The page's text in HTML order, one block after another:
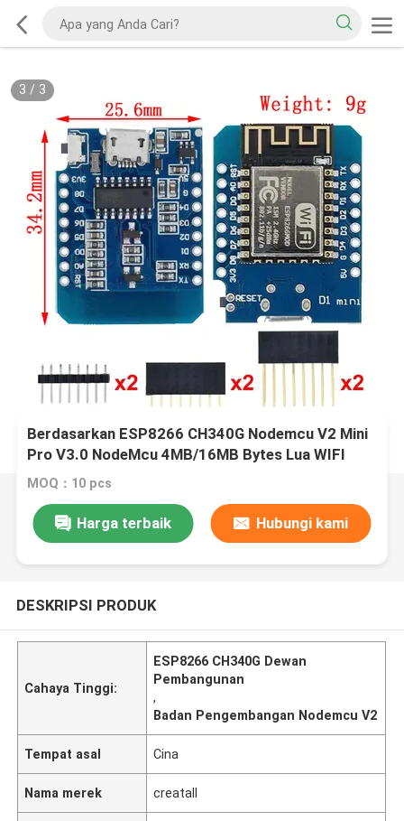
3 / 3
Berdasarkan ESP8266 CH340G Nodemcu V2 Mini
Pro V3.0 NodeMcu 4MB/16MB Bytes Lua WIFI
Internet Of Things Development Board
MOQ：10 pcs
Harga terbaik Hubungi kami
DESKRIPSI PRODUK
Cahaya Tinggi:
ESP8266 CH340G Dewan
Pembangunan
,
Badan Pengembangan Nodemcu V2
Tempat asal Cina
Nama merek creatall